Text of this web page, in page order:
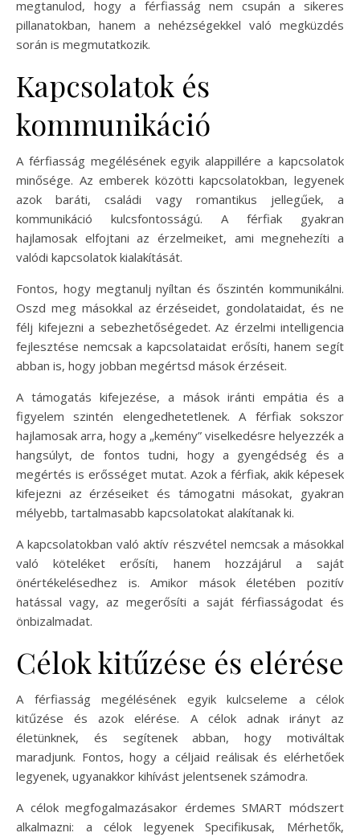
megtanulod, hogy a férfiasság nem csupán a sikeres
pillanatokban, hanem a nehézségekkel való megküzdés
során is megmutatkozik.
Kapcsolatok és
kommunikáció
A férfiasság megélésének egyik alappillére a kapcsolatok
minősége. Az emberek közötti kapcsolatokban, legyenek
azok baráti, családi vagy romantikus jellegűek, a
kommunikáció kulcsfontosságú. A férfiak gyakran
hajlamosak elfojtani az érzelmeiket, ami megnehezíti a
valódi kapcsolatok kialakítását.
Fontos, hogy megtanulj nyíltan és őszintén kommunikálni.
Oszd meg másokkal az érzéseidet, gondolataidat, és ne
félj kifejezni a sebezhetőségedet. Az érzelmi intelligencia
fejlesztése nemcsak a kapcsolataidat erősíti, hanem segít
abban is, hogy jobban megértsd mások érzéseit.
A támogatás kifejezése, a mások iránti empátia és a
figyelem szintén elengedhetetlenek. A férfiak sokszor
hajlamosak arra, hogy a „kemény” viselkedésre helyezzék a
hangsúlyt, de fontos tudni, hogy a gyengédség és a
megértés is erősséget mutat. Azok a férfiak, akik képesek
kifejezni az érzéseiket és támogatni másokat, gyakran
mélyebb, tartalmasabb kapcsolatokat alakítanak ki.
A kapcsolatokban való aktív részvétel nemcsak a másokkal
való köteléket erősíti, hanem hozzájárul a saját
önértékelésedhez is. Amikor mások életében pozitív
hatással vagy, az megerősíti a saját férfiasságodat és
önbizalmadat.
Célok kitűzése és elérése
A férfiasság megélésének egyik kulcseleme a célok
kitűzése és azok elérése. A célok adnak irányt az
életünknek, és segítenek abban, hogy motiváltak
maradjunk. Fontos, hogy a céljaid reálisak és elérhetőek
legyenek, ugyanakkor kihívást jelentsenek számodra.
A célok megfogalmazásakor érdemes SMART módszert
alkalmazni: a célok legyenek Specifikusak, Mérhetők,